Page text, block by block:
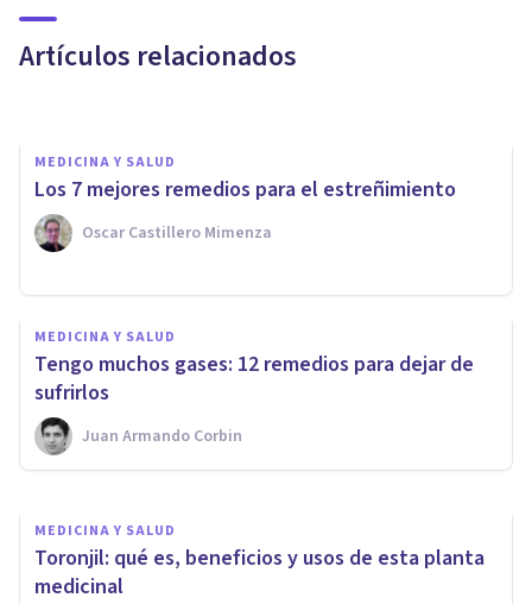
Artículos relacionados
tos (muy eficaces)
MEDICINA Y SALUD
Los 7 mejores remedios para el estreñimiento
Oscar Castillero Mimenza
MEDICINA Y SALUD
​Tengo muchos gases: 12 remedios para dejar de
sufrirlos
Juan Armando Corbin
Salvia: 11 propiedades y
beneficios de esta planta
Oscar Castillero Mimenza
MEDICINA Y SALUD
Toronjil: qué es, beneficios y usos de esta planta
medicinal